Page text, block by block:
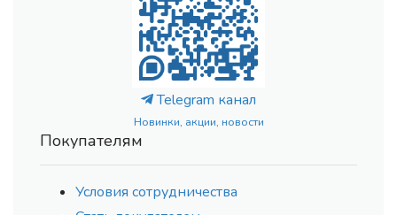
Telegram канал
Новинки, акции, новости
Покупателям
Условия сотрудничества